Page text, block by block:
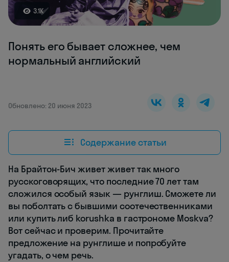
3.1K
Понять его бывает сложнее, чем
нормальный английский
Обновлено: 20 июня 2023
Содержание статьи
На Брайтон-Бич живет живет так много
русскоговорящих, что последние 70 лет там
сложился особый язык — рунглиш. Сможете ли
вы поболтать с бывшими соотечественниками
или купить либ korushka в гастрономе Moskva?
Вот сейчас и проверим. Прочитайте
предложение на рунглише и попробуйте
угадать, о чем речь.